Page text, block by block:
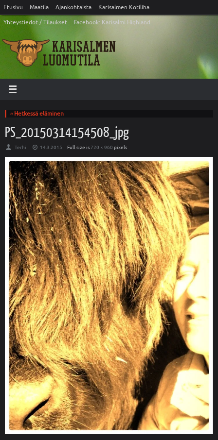
Etusivu Maatila Ajankohtaista
Karisalmen Kotiliha
Yhteystiedot / Tilaukset
Facebook: Karisalmi Highland
«Hetkessä eläminen
PS_20150314154508_jpg
Terhi 14.3.2015 Full size is720 × 960 pixels